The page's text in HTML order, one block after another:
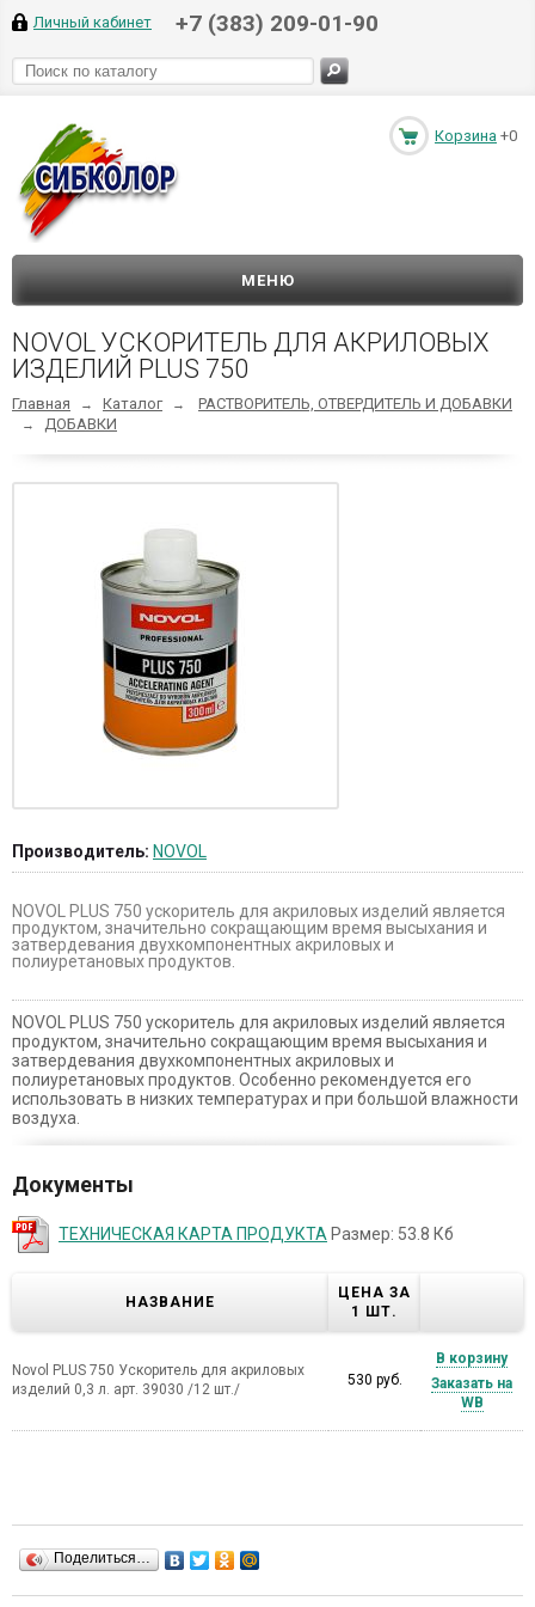
Личный кабинет +7 (383) 209-01-90
Корзина +0
МЕНЮ
NOVOL УСКОРИТЕЛЬ ДЛЯ АКРИЛОВЫХ
ИЗДЕЛИЙ PLUS 750
Главная → Каталог → РАСТВОРИТЕЛЬ, ОТВЕРДИТЕЛЬ И ДОБАВКИ
→ ДОБАВКИ
Производитель: NOVOL
NOVOL PLUS 750 ускоритель для акриловых изделий является
продуктом, значительно сокращающим время высыхания и
затвердевания двухкомпонентных акриловых и
полиуретановых продуктов.
NOVOL PLUS 750 ускоритель для акриловых изделий является
продуктом, значительно сокращающим время высыхания и
затвердевания двухкомпонентных акриловых и
полиуретановых продуктов. Особенно рекомендуется его
использовать в низких температурах и при большой влажности
воздуха.
Документы
ТЕХНИЧЕСКАЯ КАРТА ПРОДУКТА Размер: 53.8 Кб
НАЗВАНИЕ
ЦЕНА ЗА
1 ШТ.
Novol PLUS 750 Ускоритель для акриловых
изделий 0,3 л. арт. 39030 /12 шт./
530 руб.
В корзину
Заказать на
WB
Поделиться…